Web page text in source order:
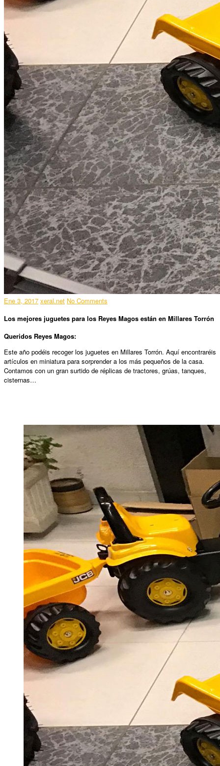
Ene 3, 2017 xeral.net No Comments
Los mejores juguetes para los Reyes Magos están en Millares Torrón
Queridos Reyes Magos:
Este año podéis recoger los juguetes en Millares Torrón. Aquí encontraréis
artículos en miniatura para sorprender a los más pequeños de la casa.
Contamos con un gran surtido de réplicas de tractores, grúas, tanques,
cisternas…